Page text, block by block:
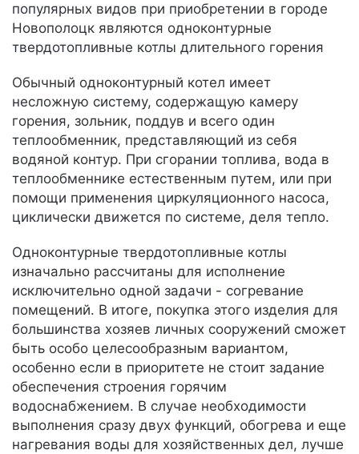
популярных видов при приобретении в городе
Новополоцк являются одноконтурные
твердотопливные котлы длительного горения
Обычный одноконтурный котел имеет
несложную систему, содержащую камеру
горения, зольник, поддув и всего один
теплообменник, представляющий из себя
водяной контур. При сгорании топлива, вода в
теплообменнике естественным путем, или при
помощи применения циркуляционного насоса,
циклически движется по системе, деля тепло.
Одноконтурные твердотопливные котлы
изначально рассчитаны для исполнение
исключительно одной задачи - согревание
помещений. В итоге, покупка этого изделия для
большинства хозяев личных сооружений сможет
быть особо целесообразным вариантом,
особенно если в приоритете не стоит задание
обеспечения строения горячим
водоснабжением. В случае необходимости
выполнения сразу двух функций, обогрева и еще
нагревания воды для хозяйственных дел, лучше